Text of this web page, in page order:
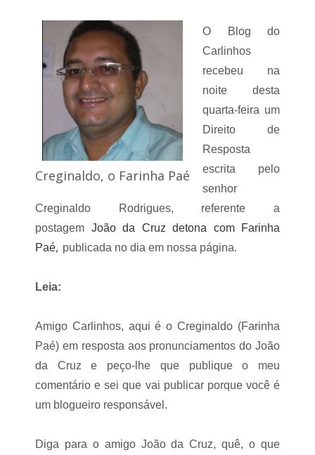
Creginaldo, o Farinha Paé
O Blog do
Carlinhos
recebeu na
noite desta
quarta-feira um
Direito de
Resposta
escrita pelo
senhor
Creginaldo Rodrigues, referente a
postagem João da Cruz detona com Farinha
Paé, publicada no dia em nossa página.
Leia:
Amigo Carlinhos, aqui é o Creginaldo (Farinha
Paé) em resposta aos pronunciamentos do João
da Cruz e peço-lhe que publique o meu
comentário e sei que vai publicar porque você é
um blogueiro responsável.
Diga para o amigo João da Cruz, quê, o que